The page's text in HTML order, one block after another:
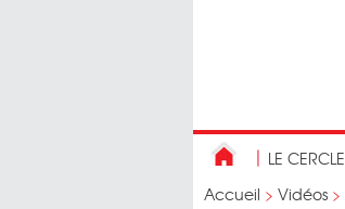
LE CERCLE
Accueil > Vidéos >